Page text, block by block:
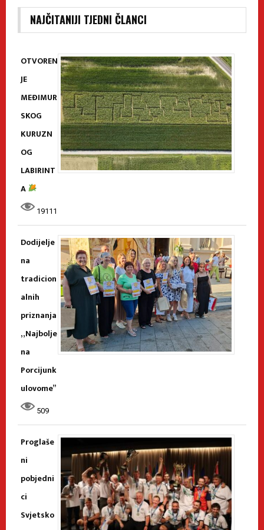
NAJČITANIJI TJEDNI ČLANCI
OTVOREN
JE
MEĐIMUR
SKOG
KURUZN
OG
LABIRINT
A
19111
Dodijelje
na
tradicion
alnih
priznanja
„Najbolje
na
Porcijunk
ulovome”
509
Proglaše
ni
pobjedni
ci
Svjetsko